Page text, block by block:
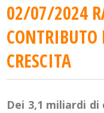
02/07/2024
CONTRIBUTO
CRESCITA
Dei 3,1 miliardi